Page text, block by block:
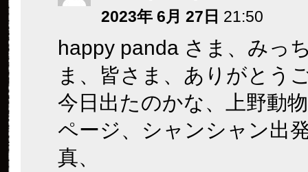
2023年 6月 27日 21:50
happy panda さま、みっ
ま、皆さま、ありがとう
今日出たのかな、上野動
ページ、シャンシャン出
真、